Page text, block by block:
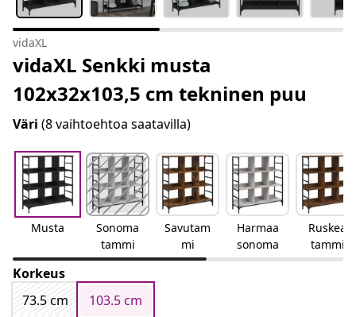
vidaXL
vidaXL Senkki musta
102x32x103,5 cm tekninen puu
Väri (8 vaihtoehtoa saatavilla)
Musta
Sonoma
tammi
Savutam
mi
Harmaa
sonoma
Ruskea
tammi
Korkeus
73.5 cm
103.5 cm